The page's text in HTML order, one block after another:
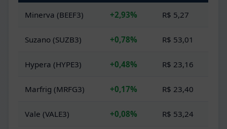
Minerva (BEEF3) +2,93% R$ 5,27
Suzano (SUZB3) +0,78% R$ 53,01
Hypera (HYPE3) +0,48% R$ 23,16
Marfrig (MRFG3) +0,17% R$ 23,40
Vale (VALE3) +0,08% R$ 53,24